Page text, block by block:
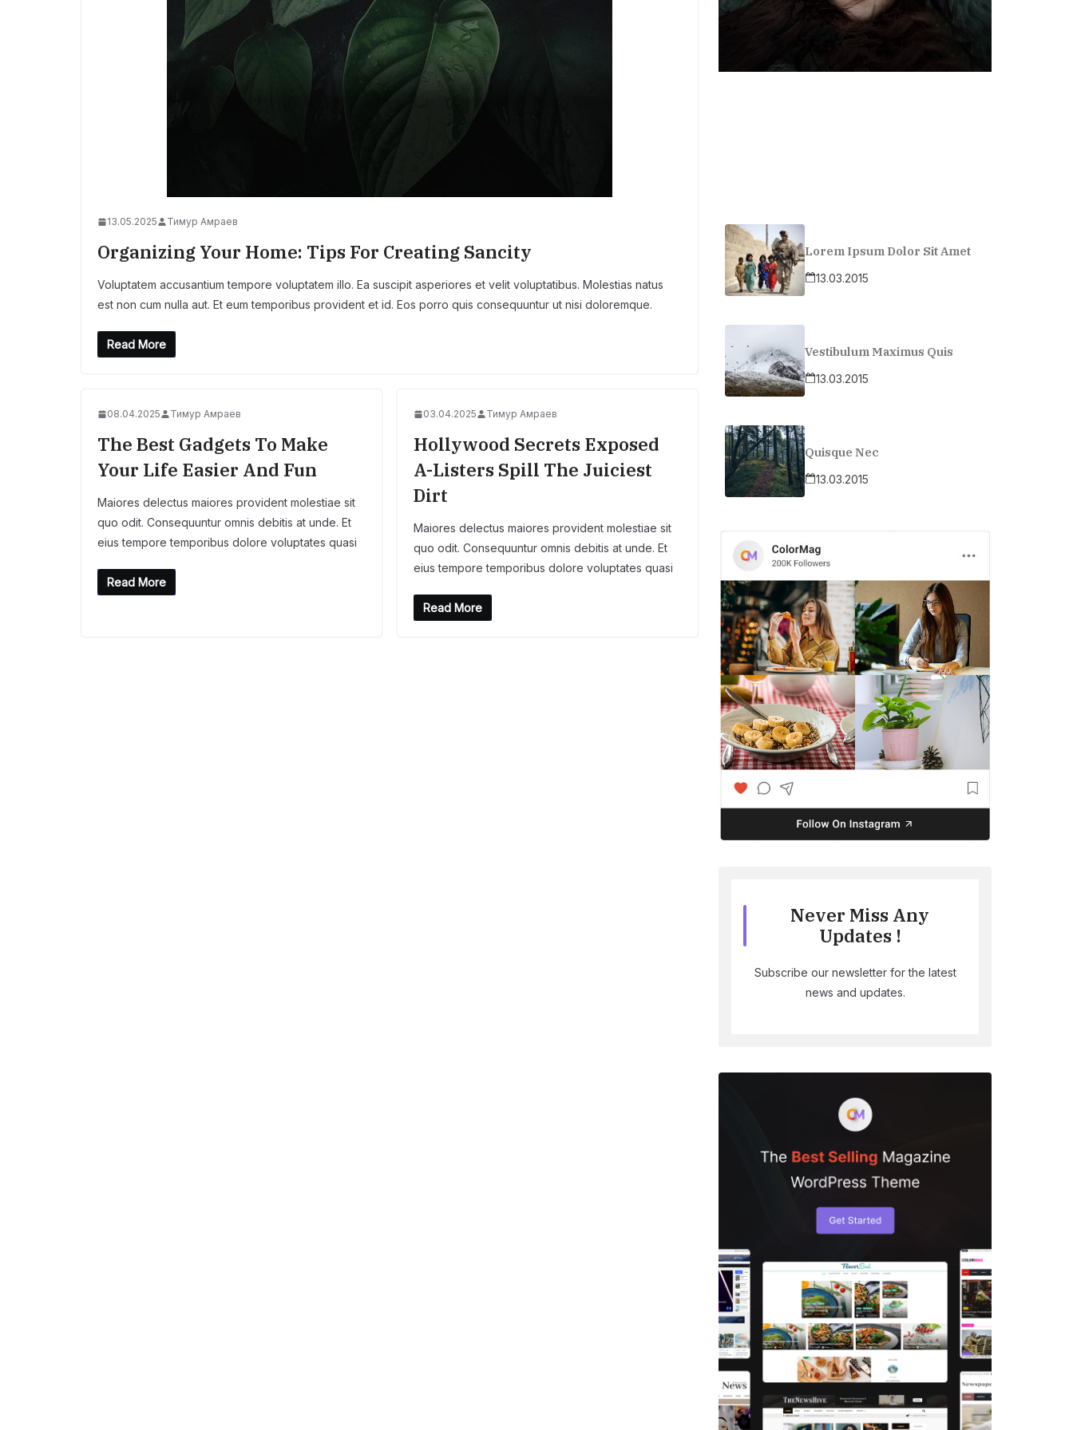
13.05.2025 Тимур Амраев
Organizing Your Home: Tips For Creating Sancity
Voluptatem accusantium tempore voluptatem illo. Ea suscipit asperiores et velit voluptatibus. Molestias natus
est non cum nulla aut. Et eum temporibus provident et id. Eos porro quis consequuntur ut nisi doloremque.
Read More
08.04.2025 Тимур Амраев
The Best Gadgets To Make
Your Life Easier And Fun
Maiores delectus maiores provident molestiae sit
quo odit. Consequuntur omnis debitis at unde. Et
eius tempore temporibus dolore voluptates quasi
Read More
03.04.2025 Тимур Амраев
Hollywood Secrets Exposed
A-Listers Spill The Juiciest
Dirt
Maiores delectus maiores provident molestiae sit
quo odit. Consequuntur omnis debitis at unde. Et
eius tempore temporibus dolore voluptates quasi
Read More
Lorem Ipsum Dolor Sit Amet
13.03.2015
Vestibulum Maximus Quis
13.03.2015
Quisque Nec
13.03.2015
Never Miss Any
Updates !
Subscribe our newsletter for the latest
news and updates.